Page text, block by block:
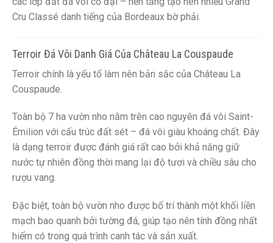
Cru Classé danh tiếng của Bordeaux bờ phải.
Terroir Đá Vôi Danh Giá Của Château La Couspaude
Terroir chính là yếu tố làm nên bản sắc của Château La
Couspaude.
Toàn bộ 7 ha vườn nho nằm trên cao nguyên đá vôi Saint-
Émilion với cấu trúc đất sét – đá vôi giàu khoáng chất. Đây
là dạng terroir được đánh giá rất cao bởi khả năng giữ
nước tự nhiên đồng thời mang lại độ tươi và chiều sâu cho
rượu vang.
Đặc biệt, toàn bộ vườn nho được bố trí thành một khối liền
mạch bao quanh bởi tường đá, giúp tạo nên tính đồng nhất
hiếm có trong quá trình canh tác và sản xuất.